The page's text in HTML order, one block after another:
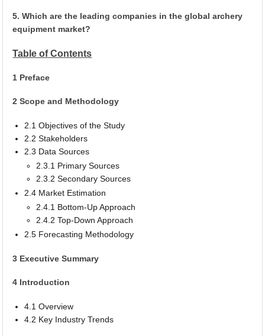
5. Which are the leading companies in the global archery
equipment market?
Table of Contents
1 Preface
2 Scope and Methodology
2.1 Objectives of the Study
2.2 Stakeholders
2.3 Data Sources
2.3.1 Primary Sources
2.3.2 Secondary Sources
2.4 Market Estimation
2.4.1 Bottom-Up Approach
2.4.2 Top-Down Approach
2.5 Forecasting Methodology
3 Executive Summary
4 Introduction
4.1 Overview
4.2 Key Industry Trends